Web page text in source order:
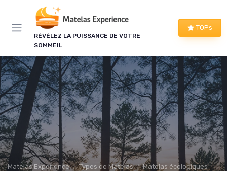
RÉVÉLEZ LA PUISSANCE DE VOTRE
SOMMEIL
TOPs
Matelas Experience Types de Matelas Matelas écologiques
×
LE CLUB MATELAS EXPERIENCE
Mieux dormir, ça commence
ici !
Une à deux fois par semaine, les bons plans literie
que nous avons vérifiés, nos tests en avant-
première et les conseils qui ne tiennent pas dans
un comparatif.
Bons plans vérifiés
Panneau de gestion des cookies